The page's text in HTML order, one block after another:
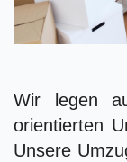
Wir legen
orientierten
Unsere